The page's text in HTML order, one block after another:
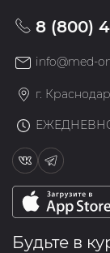
8 (800)
info@med-
г.
Будьте в